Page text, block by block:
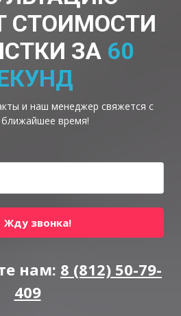
СТОИМОСТИ
ЗА 60
и наш менеджер свяжется с
время!
Жду звонка!
нам: 8 (812) 50-79-
409